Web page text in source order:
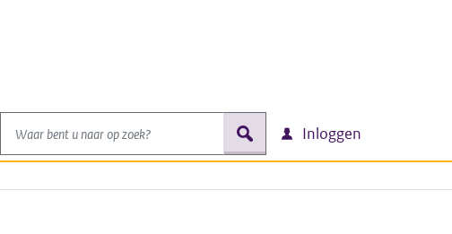
Waar bent u naar op zoek?
zoek Inloggen